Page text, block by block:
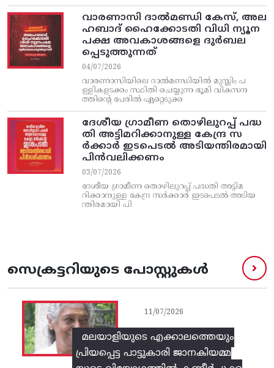
വാരണാസി ദാൽമണ്ഡി കേസ്, അല
ഹബാദ് ഹൈക്കോടതി വിധി ന്യൂന
പക്ഷ അവകാശങ്ങളെ ദുർബല
പ്പെടുത്തുന്നത്
04/07/2026
വാരണാസിയിലെ ദാൽമണ്ഡിയിൽ മുസ്ലിം പ
ള്ളികളടക്കം സ്ഥിതി ചെയ്യുന്ന ഭൂമി വികസന
ത്തിന്റെ പേരിൽ ഏറ്റെടുക്ക
ദേശീയ ഗ്രാമീണ തൊഴിലുറപ്പ്‌ പദ്ധ
തി അട്ടിമറിക്കാനുള്ള കേന്ദ്ര സ
ര്‍ക്കാര്‍ ഇടപെടല്‍ അടിയന്തിരമായി
പിന്‍വലിക്കണം
03/07/2026
ദേശീയ ഗ്രാമീണ തൊഴിലുറപ്പ്‌ പദ്ധതി അട്ടിമ
റിക്കാനുള്ള കേന്ദ്ര സര്‍ക്കാര്‍ ഇടപെടല്‍ അടിയ
ന്തിരമായി പി
സെക്രട്ടറിയുടെ പോസ്റ്റുകൾ
മലയാളിയുടെ എക്കാലത്തെയും
പ്രിയപ്പെട്ട പാട്ടുകാരി ജാനകിയമ്മ
11/07/2026